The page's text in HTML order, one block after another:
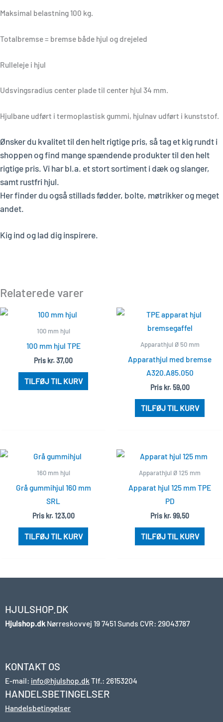
Maksimal belastning 100 kg.
Totalbremse = bremse både hjul og drejeled
Rulleleje i hjul
Udsvingsradius center plade til center hjul 34 mm.
Hjulbane udført i termoplastisk gummi, hjulnav udført i kunststof.
Ønsker du kvalitet til den helt rigtige pris, så tag et kig rundt i
shoppen og find mange spændende produkter til den helt
rigtige pris. Vi har bl.a. et stort sortiment i dæk og slanger,
samt rustfri hjul.
Her finder du også stillads fødder, bolte, møtrikker og meget
andet.
Kig ind og lad dig inspirere.
Relaterede varer
100 mm hjul
100 mm hjul TPE
Pris kr.37,00
TILFØJ TIL KURV
Apparathjul Ø 50 mm
Apparathjul med bremse
A320.A85.050
Pris kr.59,00
TILFØJ TIL KURV
160 mm hjul
Grå gummihjul 160 mm
SRL
Pris kr.123,00
TILFØJ TIL KURV
Apparathjul Ø 125 mm
Apparat hjul 125 mm TPE
PD
Pris kr.99,50
TILFØJ TIL KURV
HJULSHOP.DK
Hjulshop.dk Nørreskovvej 197451 Sunds CVR: 29043787
KONTAKT OS
E-mail: info@hjulshop.dk Tlf.: 26153204
HANDELSBETINGELSER
Handelsbetingelser